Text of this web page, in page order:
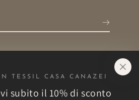
TESSIL CASA CANAZEI
subito il 10% di sconto